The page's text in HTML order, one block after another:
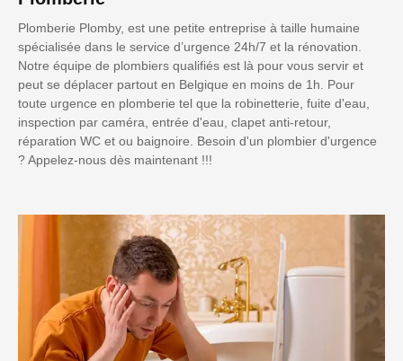
Plomberie Plomby, est une petite entreprise à taille humaine
spécialisée dans le service d’urgence 24h/7 et la rénovation.
Notre équipe de plombiers qualifiés est là pour vous servir et
peut se déplacer partout en Belgique en moins de 1h. Pour
toute urgence en plomberie tel que la robinetterie, fuite d'eau,
inspection par caméra, entrée d'eau, clapet anti-retour,
réparation WC et ou baignoire. Besoin d'un plombier d'urgence
? Appelez-nous dès maintenant !!!